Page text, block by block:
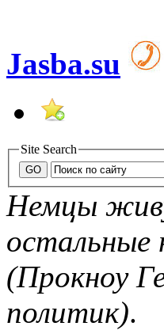
Jasba.su
Site Search
Немцы
(Прокноу
политик).